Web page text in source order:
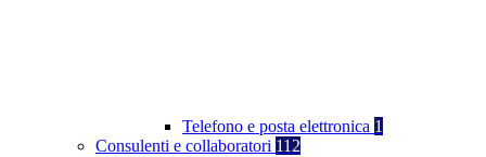
Telefono e posta elettronica 1
Consulenti e collaboratori 112